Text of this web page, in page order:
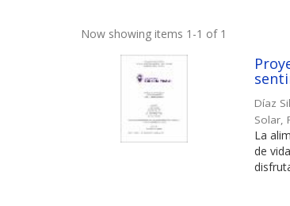
Now showing items 1-1 of 1
Díaz
Solar,
La
de